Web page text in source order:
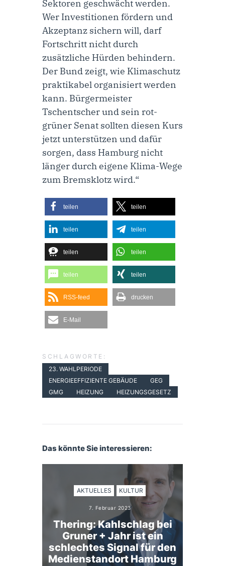
Sektoren geschwächt werden.
Wer Investitionen fördern und
Akzeptanz sichern will, darf
Fortschritt nicht durch
zusätzliche Hürden behindern.
Der Bund zeigt, wie Klimaschutz
praktikabel organisiert werden
kann. Bürgermeister
Tschentscher und sein rot-
grüner Senat sollten diesen Kurs
jetzt unterstützen und dafür
sorgen, dass Hamburg nicht
länger durch eigene Klima-Wege
zum Bremsklotz wird.“
teilen teilen
teilen teilen
teilen teilen
teilen teilen
RSS-feed drucken
E-Mail
SCHLAGWORTE:
23. WAHLPERIODE
ENERGIEEFFIZIENTE GEBÄUDE
GEG
GMG
HEIZUNG HEIZUNGSGESETZ
Das könnte Sie interessieren:
AKTUELLES KULTUR
7. Februar 2023
Thering: Kahlschlag bei
Gruner + Jahr ist ein
schlechtes Signal für den
Medienstandort Hamburg